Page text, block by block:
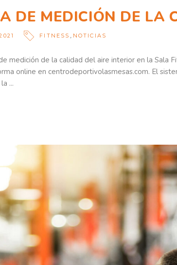
DE MEDICIÓN DE LA
FITNESS NOTICIAS
medición de la calidad del aire interior en la Sala
online en centrodeportivolasmesas.com. El